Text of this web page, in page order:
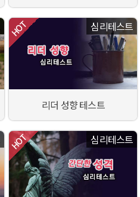
심리테스트
리더 성향 테스트
심리테스트